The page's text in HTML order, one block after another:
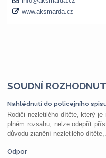
SOUDNÍ
Nahlédnutí do policejního
Rodiči nezletilého dítěte, který
plném rozsahu, nelze odepřít
důvodu zranění nezletilého
Odpor